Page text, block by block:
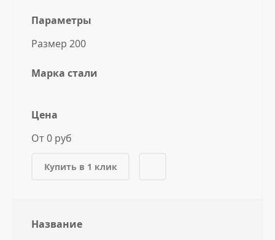
Параметры
Размер 200
Марка стали
Цена
От 0 руб
Купить в 1 клик
Название